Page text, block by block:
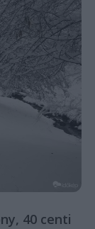
40 centi